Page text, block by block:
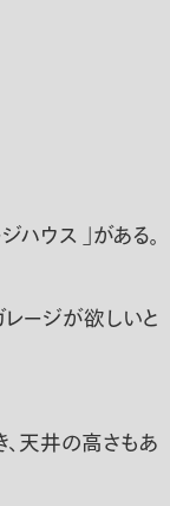
ウス 」がある。
ージが欲しいと
天井の高さもあ